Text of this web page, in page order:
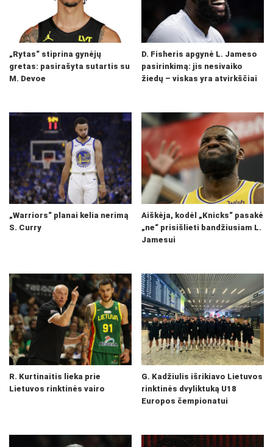
„Rytas“ stiprina gynėjų
gretas: pasirašyta sutartis su
M. Devoe
D. Fisheris apgynė L. Jameso
pasirinkimą: jis nesivaiko
žiedų – viskas yra atvirkščiai
„Warriors“ planai kelia nerimą
S. Curry
Aiškėja, kodėl „Knicks“ pasakė
„ne“ prisišlieti bandžiusiam L.
Jamesui
R. Kurtinaitis lieka prie
Lietuvos rinktinės vairo
G. Kadžiulis išrikiavo Lietuvos
rinktinės dvyliktuką U18
Europos čempionatui